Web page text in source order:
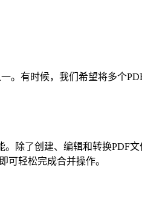
有时候，我们希望将多个
除了创建、编辑和转换PDF
可轻松完成合并操作。